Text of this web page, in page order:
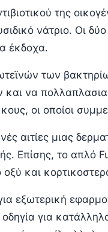
της
νάτριο. Οι
έκδοχα.
των
να
οι οποίοι
αιτίες μιας
Επίσης, το απλό
και
εξωτερική
για